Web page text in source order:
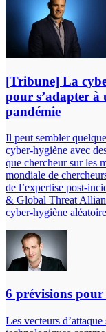
[Tribune] La
pour s’adapter à
pandémie
Il peut sembler
cyber-hygiène avec
que chercheur sur les
mondiale de
de l’expertise post-
& Global Threat
cyber-hygiène
6 prévisions pour
Les vecteurs